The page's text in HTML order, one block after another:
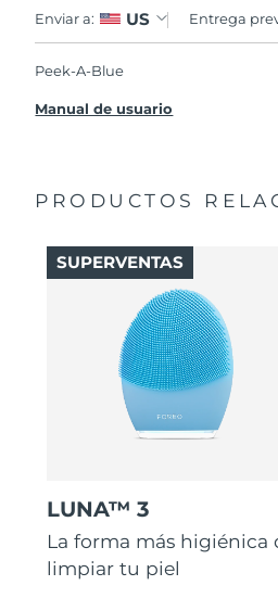
Enviar a: US Entrega
Peek-A-Blue
Manual de usuario
PRODUCTOS
LUNA™ 3
La forma más higiénica
limpiar tu piel
SUPERVENTAS